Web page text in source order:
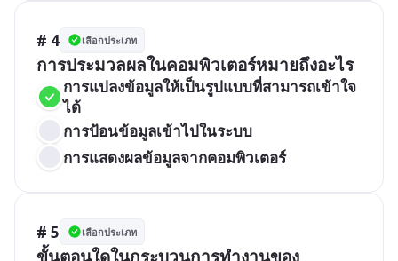
# 4 เลือกประเภท
การประมวลผลในคอมพิวเตอร์หมายถึงอะไร
การแปลงข้อมูลให้เป็นรูปแบบที่สามารถเข้าใจ
ได้
การป้อนข้อมูลเข้าไปในระบบ
การแสดงผลข้อมูลจากคอมพิวเตอร์
# 5 เลือกประเภท